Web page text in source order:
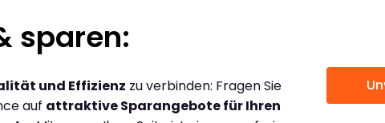
sparen:
und Effizienz zu verbinden: Fragen Sie
auf attraktive Sparangebote für Ihren